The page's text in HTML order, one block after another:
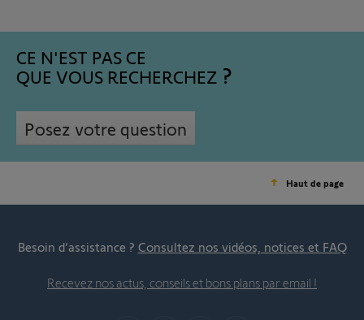
CE N'EST PAS CE
QUE VOUS RECHERCHEZ
Posez votre question
Haut de page
Besoin d’assistance ? Consultez nos vidéos, notices et FAQ
Recevez nos actus, conseils et bons plans par email !